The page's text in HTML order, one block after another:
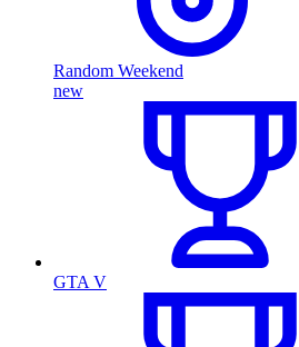
Random Weekend
new
GTA V